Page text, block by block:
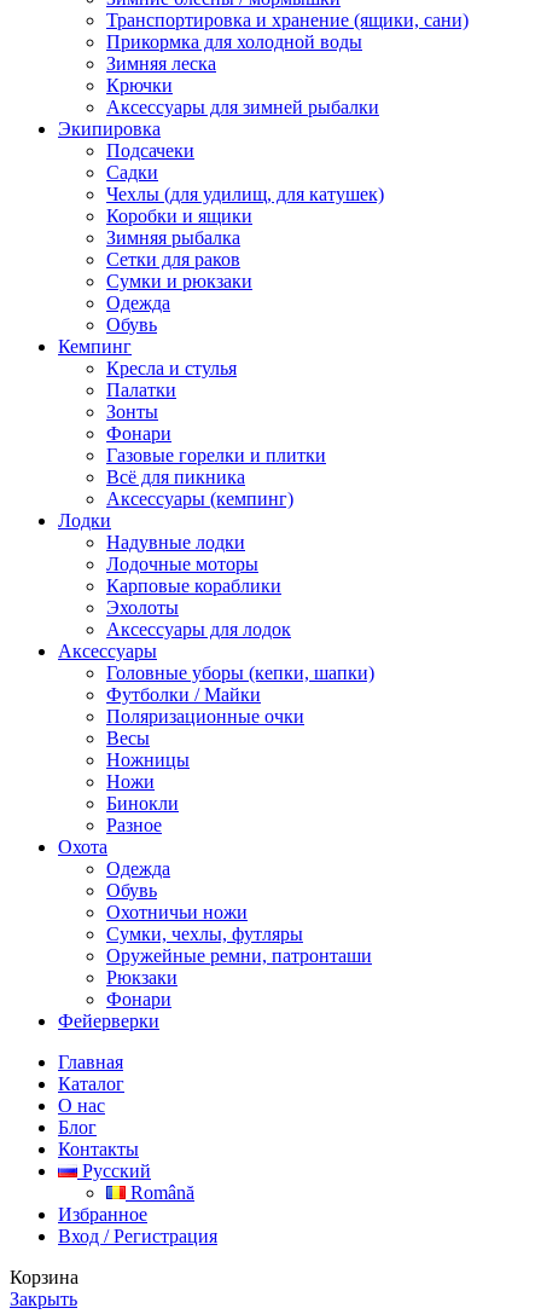
Транспортировка и хранение (ящики, сани)
Прикормка для холодной воды
Зимняя леска
Крючки
Аксессуары для зимней рыбалки
Экипировка
Подсачеки
Садки
Чехлы (для удилищ, для катушек)
Коробки и ящики
Зимняя рыбалка
Сетки для раков
Сумки и рюкзаки
Одежда
Обувь
Кемпинг
Кресла и стулья
Палатки
Зонты
Фонари
Газовые горелки и плитки
Всё для пикника
Аксессуары (кемпинг)
Лодки
Надувные лодки
Лодочные моторы
Карповые кораблики
Эхолоты
Аксессуары для лодок
Аксессуары
Головные уборы (кепки, шапки)
Футболки / Майки
Поляризационные очки
Весы
Ножницы
Ножи
Бинокли
Разное
Охота
Одежда
Обувь
Охотничьи ножи
Сумки, чехлы, футляры
Оружейные ремни, патронташи
Рюкзаки
Фонари
Фейерверки
Главная
Каталог
О нас
Блог
Контакты
Русский
Română
Избранное
Вход / Регистрация
Корзина
Закрыть